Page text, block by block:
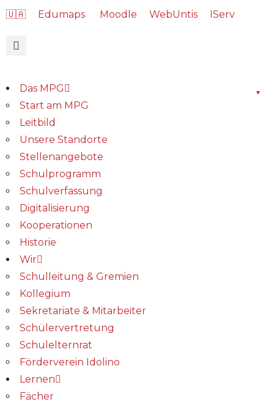
🇺🇦 Edumaps Moodle WebUntis IServ
Das MPG
Start am MPG
Leitbild
Unsere Standorte
Stellenangebote
Schulprogramm
Schulverfassung
Digitalisierung
Kooperationen
Historie
Wir
Schulleitung & Gremien
Kollegium
Sekretariate & Mitarbeiter
Schülervertretung
Schulelternrat
Förderverein Idolino
Lernen
Fächer